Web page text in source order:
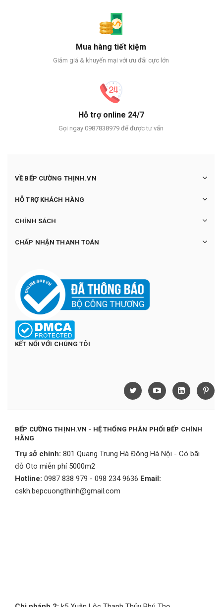
Mua hàng tiết kiệm
Giảm giá & khuyến mại với ưu đãi cực lớn
Hỗ trợ online 24/7
Gọi ngay 0987838979 để được tư vấn
VỀ BẾP CƯỜNG THỊNH.VN
HỖ TRỢ KHÁCH HÀNG
CHÍNH SÁCH
CHẤP NHẬN THANH TOÁN
KẾT NỐI VỚI CHÚNG TÔI
BẾP CƯỜNG THỊNH.VN - HỆ THỐNG PHÂN PHỐI BẾP CHÍNH
HÃNG
Trụ sở chính: 801 Quang Trung Hà Đông Hà Nội - Có bãi
đỗ Oto miễn phí 5000m2
Hotline: 0987 838 979 - 098 234 9636 Email:
cskh.bepcuongthinh@gmail.com